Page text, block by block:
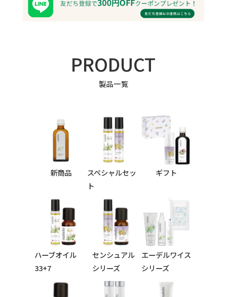
PRODUCT
製品一覧
新商品
スペシャルセッ
ト
ギフト
ハーブオイル
33+7
シリーズ
センシュアル
シリーズ
エーデルワイス
シリーズ